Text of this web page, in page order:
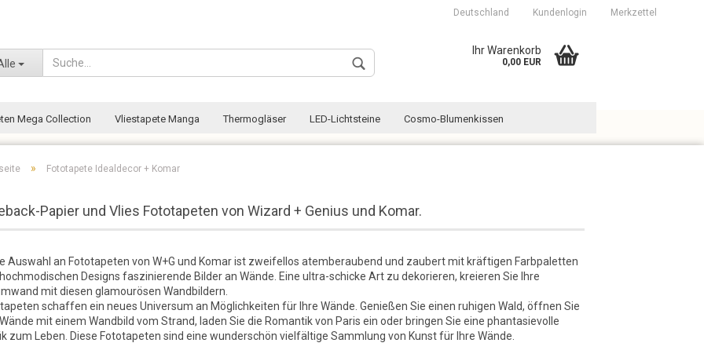
Deutschland
Wohnort
Kundenlogin
Konto erstellen
Passwort vergessen?
Merkzettel
Ihr Warenkorb
0,00 EUR
Mega Collection Vliestapete Manga Thermogläser LED-Lichtsteine Cosmo-Blumenkissen
» Fototapete Idealdecor + Komar
Papier und Vlies Fototapeten von Wizard + Genius und Komar.
Auswahl an Fototapeten von W+G und Komar ist zweifellos atemberaubend und zaubert mit kräftigen Farbpaletten
Designs faszinierende Bilder an Wände. Eine ultra-schicke Art zu dekorieren, kreieren Sie Ihre
mit diesen glamourösen Wandbildern.
schaffen ein neues Universum an Möglichkeiten für Ihre Wände. Genießen Sie einen ruhigen Wald, öffnen Sie
mit einem Wandbild vom Strand, laden Sie die Romantik von Paris ein oder bringen Sie eine phantasievolle
zum Leben. Diese Fototapeten sind eine wunderschön vielfältige Sammlung von Kunst für Ihre Wände.